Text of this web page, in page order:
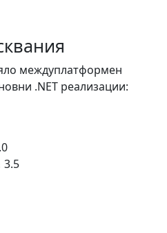
междуплатформен
.NET реализации:
3.5